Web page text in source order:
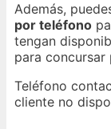
Además,
por teléfono
tengan
para concursar
Teléfono
cliente no